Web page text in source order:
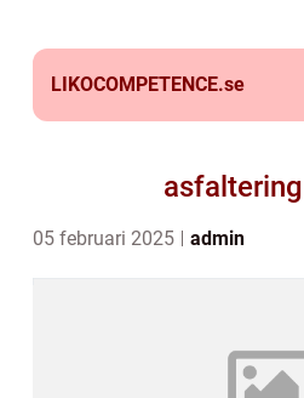
LIKOCOMPETENCE.se
05 februari 2025 admin